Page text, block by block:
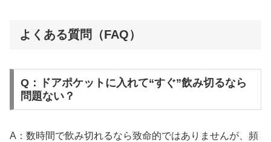
よくある質問（FAQ）
Q：ドアポケットに入れて“すぐ”飲み切るなら
問題ない？
A：数時間で飲み切れるなら致命的ではありませんが、頻